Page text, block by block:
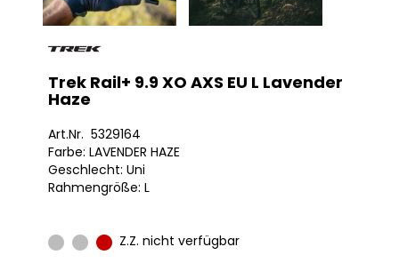
Trek Rail+ 9.9 XO AXS EU L Lavender
Haze
Art.Nr. 5329164
Farbe: LAVENDER HAZE
Geschlecht: Uni
Rahmengröße: L
Z.Z. nicht verfügbar